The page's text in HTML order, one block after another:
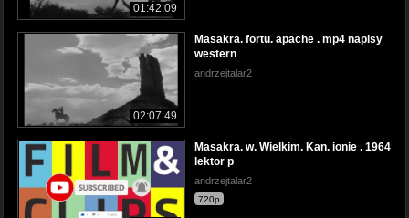
01:42:09
02:07:49
Masakra. fortu. apache . mp4 napisy
western
andrzejtalar2
Masakra. w. Wielkim. Kan. ionie . 1964
lektor p
andrzejtalar2
720p